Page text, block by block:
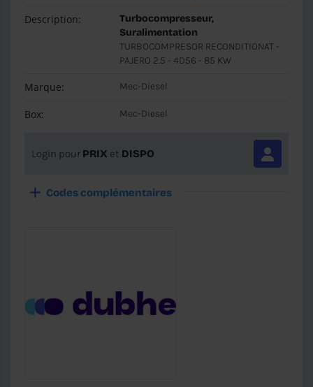
Description:
Turbocompresseur,
Suralimentation
TURBOCOMPRESOR RECONDITIONAT -
PAJERO 2.5 - 4D56 - 85 KW
Marque: Mec-Diesel
Box: Mec-Diesel
Login pour PRIX et DISPO
Codes complémentaires